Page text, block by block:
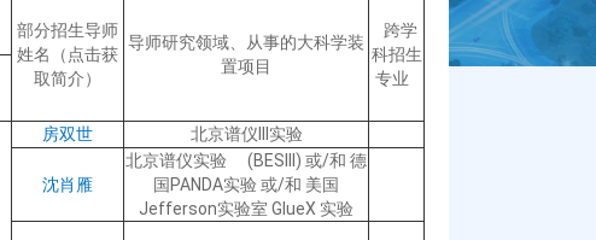
部分招生导师
姓名（ 点击获
取简介）
导师研究领域、从事的大科学装
置项目
跨学
科招生
专业
房双世 北京谱仪III实验
沈肖雁
北京谱仪实验 (BESIII) 或/和 德
国PANDA实验 或/和 美国
Jefferson实验室 GlueX 实验